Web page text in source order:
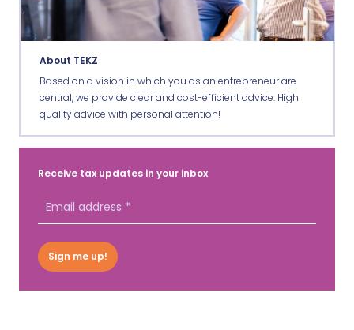
About TEKZ
Based on a vision in which you as an entrepreneur are
central, we provide clear and cost-efficient advice. High
quality advice with personal attention!
Receive tax updates in your inbox
Sign me up!